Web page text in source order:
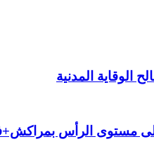
الوقاية المدنية
مستوى الرأس